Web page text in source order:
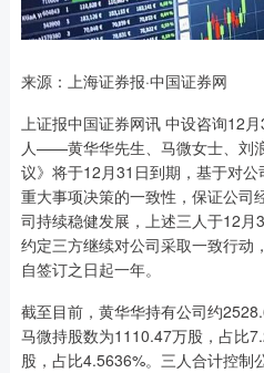
来源：上海证券报·中国证券网
上证报中国证券网讯 中设咨询12
人——黄华华先生、马微女士、刘
议》将于12月31日到期，基于对
重大事项决策的一致性，保证公司
司持续稳健发展，上述三人于12月
约定三方继续对公司采取一致行动
自签订之日起一年。
截至目前，黄华华持有公司约
马微持股数为1110.47万股，占比
股，占比4.5636%。三人合计控制